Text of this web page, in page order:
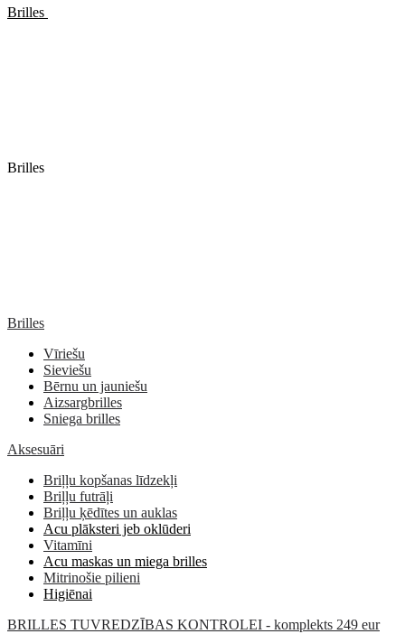
Brilles
Brilles
Brilles
Vīriešu
Sieviešu
Bērnu un jauniešu
Aizsargbrilles
Sniega brilles
Aksesuāri
Briļļu kopšanas līdzekļi
Briļļu futrāļi
Briļļu ķēdītes un auklas
Acu plāksteri jeb oklūderi
Vitamīni
Acu maskas un miega brilles
Mitrinošie pilieni
Higiēnai
BRILLES TUVREDZĪBAS KONTROLEI - komplekts 249 eur